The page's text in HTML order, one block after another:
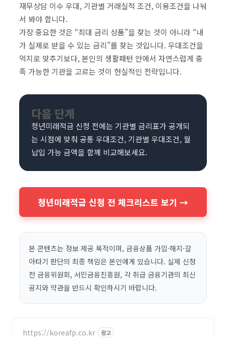
재무상담 이수 우대, 기관별 거래실적 조건, 이용조건을 나눠
서 봐야 합니다.
가장 중요한 것은 “최대 금리 상품”을 찾는 것이 아니라 “내
가 실제로 받을 수 있는 금리”를 찾는 것입니다. 우대조건을
억지로 맞추기보다, 본인의 생활패턴 안에서 자연스럽게 충
족 가능한 기관을 고르는 것이 현실적인 전략입니다.
다음 단계
청년미래적금 신청 전에는 기관별 금리표가 공개되
는 시점에 맞춰 공통 우대조건, 기관별 우대조건, 월
납입 가능 금액을 함께 비교해보세요.
청년미래적금 신청 전 체크리스트 보기 →
본 콘텐츠는 정보 제공 목적이며, 금융상품 가입·해지·갈
아타기 판단의 최종 책임은 본인에게 있습니다. 실제 신청
전 금융위원회, 서민금융진흥원, 각 취급 금융기관의 최신
공지와 약관을 반드시 확인하시기 바랍니다.
https://koreafp.co.kr 광고